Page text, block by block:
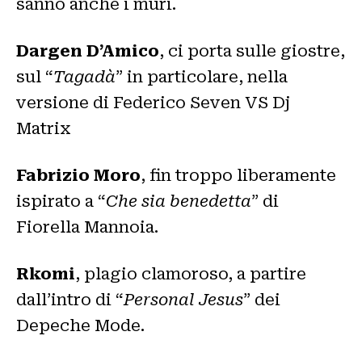
Dargen D’Amico, ci porta sulle giostre,
sul “Tagadà” in particolare, nella
versione di Federico Seven VS Dj
Matrix
Fabrizio Moro, fin troppo liberamente
ispirato a “Che sia benedetta” di
Fiorella Mannoia.
Rkomi, plagio clamoroso, a partire
dall’intro di “Personal Jesus” dei
Depeche Mode.